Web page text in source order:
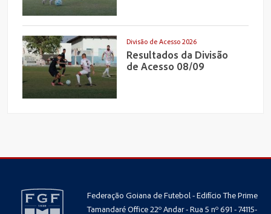
Divisão de Acesso 2026
Resultados da Divisão
de Acesso 08/09
Federação Goiana de Futebol - Edifício The Prime
Tamandaré Office 22º Andar - Rua 5 nº 691 - 74115-